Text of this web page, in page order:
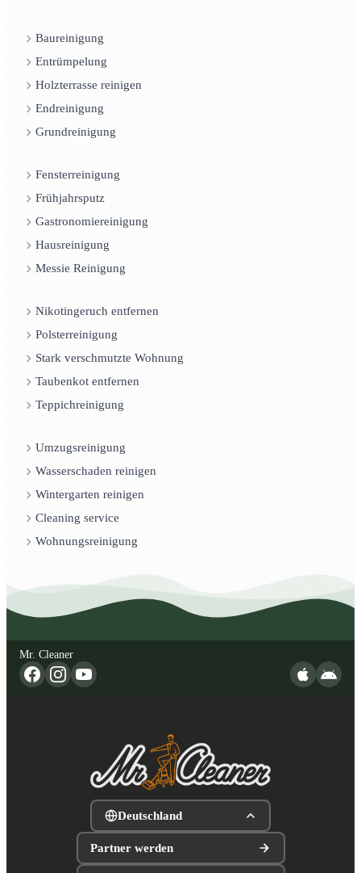
Baureinigung
Entrümpelung
Holzterrasse reinigen
Endreinigung
Grundreinigung
Fensterreinigung
Frühjahrsputz
Gastronomiereinigung
Hausreinigung
Messie Reinigung
Nikotingeruch entfernen
Polsterreinigung
Stark verschmutzte Wohnung
Taubenkot entfernen
Teppichreinigung
Umzugsreinigung
Wasserschaden reinigen
Wintergarten reinigen
Cleaning service
Wohnungsreinigung
Mr. Cleaner
Deutschland
Partner werden